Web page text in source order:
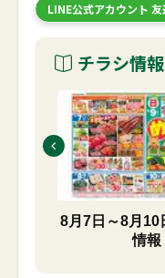
LINE公式アカウント
チラシ情報
8月7日～8月
情報